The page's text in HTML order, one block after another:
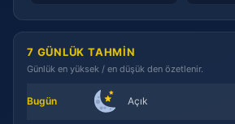
7 GÜNLÜK TAHMIN
Günlük en yüksek / en düşük den özetlenir.
Bugün Açık